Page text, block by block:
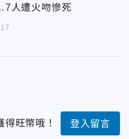
人遭火吻慘死
旺幣哦！ 登入留言